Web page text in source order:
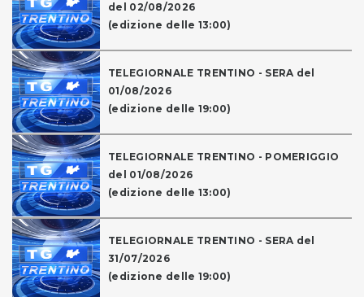
del 02/08/2026
(edizione delle 13:00)
TELEGIORNALE TRENTINO - SERA del
01/08/2026
(edizione delle 19:00)
TELEGIORNALE TRENTINO - POMERIGGIO
del 01/08/2026
(edizione delle 13:00)
TELEGIORNALE TRENTINO - SERA del
31/07/2026
(edizione delle 19:00)